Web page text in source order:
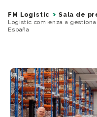
FM Logistic Sala de
Logistic comienza a
España